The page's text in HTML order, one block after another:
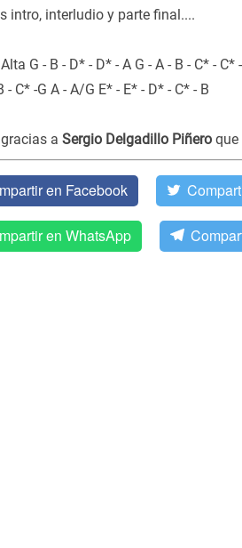
intro, interludio y parte final....
G - B - D* - D* - A G - A - B - C* -
- C* -G A - A/G E* - E* - D* - C* - B
a Sergio Delgadillo Piñero que
en Facebook
en WhatsApp